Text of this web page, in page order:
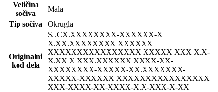
Veličina
sočiva
Mala
Tip sočiva
Okrugla
Originalni
kod dela
SJ.CX.XXXXXXXX-XXXXXX-X
X.XX.XXXXXXXX XXXXXX
XXXXXXXXXXXXXXXX XXXXX XXX X.X-
X.XX X XXX.XXXXXX XXXX-XX-
XXXXXXXX-XXXXX-XX.XXXXXXX-
XXXXX-XXXXXX XXXXXXXXXXXXXXXX
XXX-XXXX-XX-XXXX-X.X-XXX-X-XX